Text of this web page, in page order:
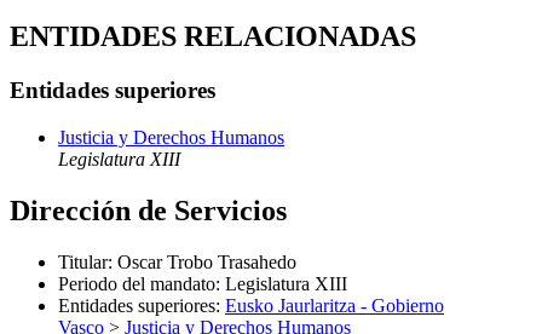
ENTIDADES RELACIONADAS
Entidades superiores
Justicia y Derechos Humanos
Legislatura XIII
Dirección de Servicios
Titular: Oscar Trobo Trasahedo
Periodo del mandato: Legislatura XIII
Entidades superiores: Eusko Jaurlaritza - Gobierno
Vasco > Justicia y Derechos Humanos